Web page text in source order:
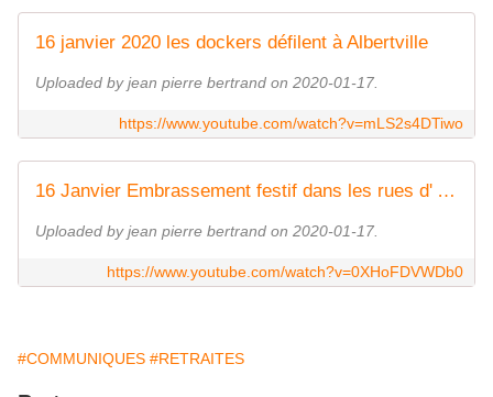
16 janvier 2020 les dockers défilent à Albertville
Uploaded by jean pierre bertrand on 2020-01-17.
https://www.youtube.com/watch?v=mLS2s4DTiwo
16 Janvier Embrassement festif dans les rues d' Albertville
Uploaded by jean pierre bertrand on 2020-01-17.
https://www.youtube.com/watch?v=0XHoFDVWDb0
#COMMUNIQUES #RETRAITES